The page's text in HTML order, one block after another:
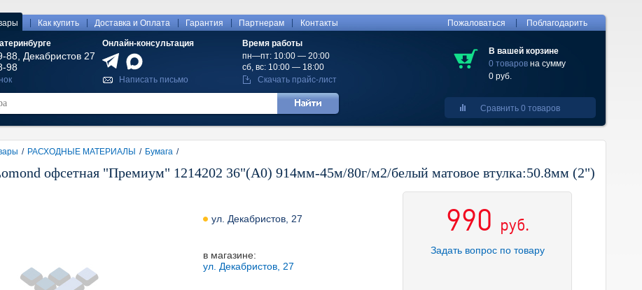
Как купить Доставка и Оплата Гарантия Партнерам Контакты
88, Декабристов 27
98
Онлайн-консультация
Время работы
пн—пт: 10:00 — 20:00
сб, вс: 10:00 — 18:00
Написать письмо Скачать прайс-лист
Пожаловаться Поблагодарить
В вашей корзине
0 товаров на сумму
0 руб.
Сравнить 0 товаров
/ РАСХОДНЫЕ МАТЕРИАЛЫ / Бумага /
офсетная "Премиум" 1214202 36"(A0) 914мм-45м/80г/м2/белый матовое втулка:50.8мм (2")
ул. Декабристов, 27
в магазине:
ул. Декабристов, 27
990 руб.
Задать вопрос по товару